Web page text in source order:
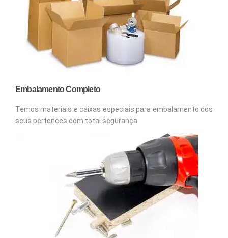
Embalamento Completo
Temos materiais e caixas especiais para embalamento dos
seus pertences com total segurança.